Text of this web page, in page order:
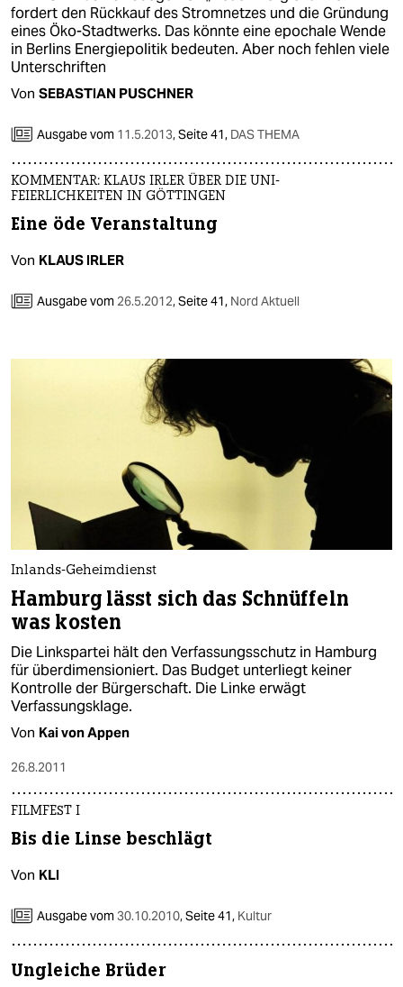
fordert den Rückkauf des Stromnetzes und die Gründung
eines Öko-Stadtwerks. Das könnte eine epochale Wende
in Berlins Energiepolitik bedeuten. Aber noch fehlen viele
Unterschriften
Von SEBASTIAN PUSCHNER
Ausgabe vom 11.5.2013,Seite 41, DAS THEMA
KOMMENTAR: KLAUS IRLER ÜBER DIE UNI-
FEIERLICHKEITEN IN GÖTTINGEN
Eine öde Veranstaltung
Von KLAUS IRLER
Ausgabe vom 26.5.2012,Seite 41, Nord Aktuell
Inlands-Geheimdienst
Hamburg lässt sich das Schnüffeln
was kosten
Die Linkspartei hält den Verfassungsschutz in Hamburg
für überdimensioniert. Das Budget unterliegt keiner
Kontrolle der Bürgerschaft. Die Linke erwägt
Verfassungsklage.
Von Kai von Appen
26.8.2011
FILMFEST I
Bis die Linse beschlägt
Von KLI
Ausgabe vom30.10.2010,Seite 41, Kultur
Ungleiche Brüder